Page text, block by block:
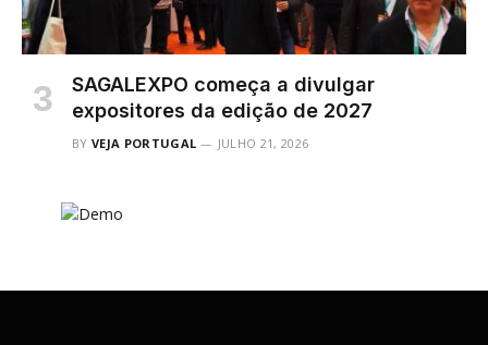
SAGALEXPO começa a divulgar
expositores da edição de 2027
BY VEJA PORTUGAL JULHO 21, 2026